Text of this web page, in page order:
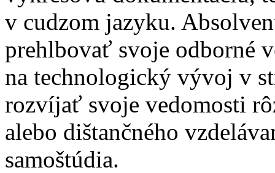
v cudzom jazyku.
prehlbovať svoje odborné
na technologický vývoj v
rozvíjať svoje vedomosti
alebo dištančného
samoštúdia.